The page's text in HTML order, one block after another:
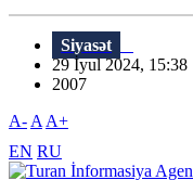
Siyasət
29 İyul 2024, 15:38
2007
A- A A+
EN RU